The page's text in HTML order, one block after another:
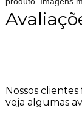
Nossos
veja algumas